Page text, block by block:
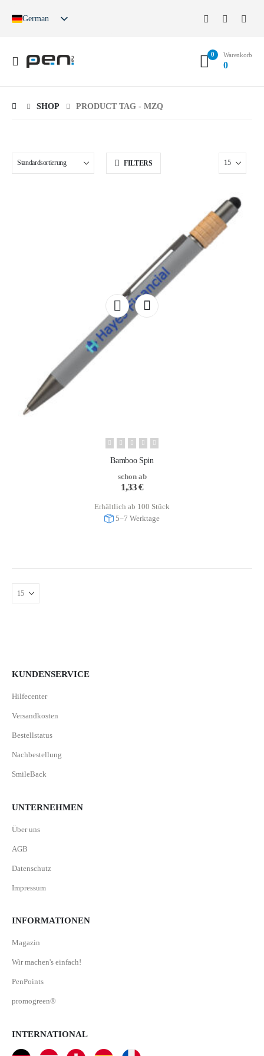
German
Spanish
0 Warenkorb
0
SHOP PRODUCT TAG - MZQ
FILTERS
Bamboo Spin
schon ab
1,33€
Erhältlich ab 100 Stück
5–7 Werktage
KUNDENSERVICE
Hilfecenter
Versandkosten
Bestellstatus
Nachbestellung
SmileBack
UNTERNEHMEN
Über uns
AGB
Datenschutz
Impressum
INFORMATIONEN
Magazin
Wir machen's einfach!
PenPoints
promogreen®
INTERNATIONAL